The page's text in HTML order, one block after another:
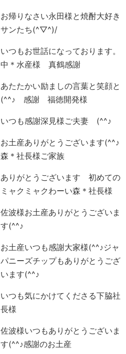
お帰りなさい永田様と焼酎大好き
サンたち(^▽^)/
いつもお世話になっております。
中＊水産様 真鶴感謝
あたたかい励ましの言葉と笑顔と
(^^♪ 感謝 福徳開発様
いつも感謝深見様ご夫妻 (^^♪
お土産ありがとうございます(^^♪
森＊社長様ご家族
ありがとうございます 初めての
ミャクミャクわーい森＊社長様
佐波様お土産ありがとうございま
す(^^♪
お土産いつも感謝大家様(^^♪ジャ
パニーズチップもありがとうござ
います(^^♪
いつも気にかけてくださる下脇社
長様
佐波様いつもありがとうございま
す(^^♪感謝のお土産